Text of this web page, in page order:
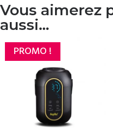
Vous aimerez
aussi…
PROMO !